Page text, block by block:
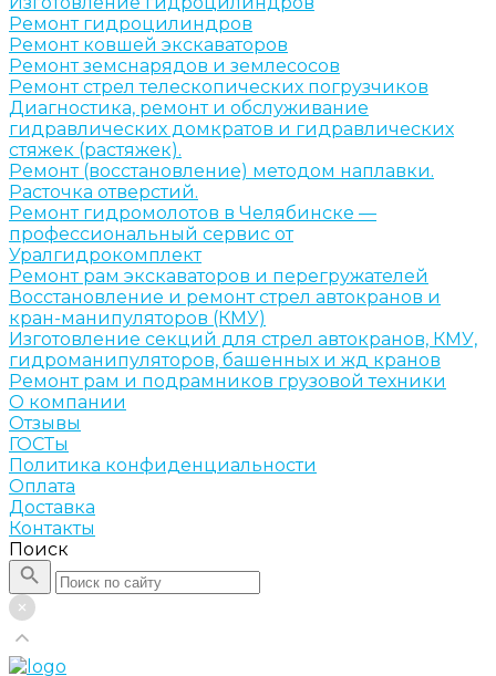
Ремонт гидроцилиндров
Ремонт ковшей экскаваторов
Ремонт земснарядов и землесосов
Ремонт стрел телескопических погрузчиков
Диагностика, ремонт и обслуживание
гидравлических домкратов и гидравлических
стяжек (растяжек).
Ремонт (восстановление) методом наплавки.
Расточка отверстий.
Ремонт гидромолотов в Челябинске —
профессиональный сервис от
Уралгидрокомплект
Ремонт рам экскаваторов и перегружателей
Восстановление и ремонт стрел автокранов и
кран-манипуляторов (КМУ)
Изготовление секций для стрел автокранов, КМУ,
гидроманипуляторов, башенных и жд кранов
Ремонт рам и подрамников грузовой техники
О компании
Отзывы
ГОСТы
Политика конфиденциальности
Оплата
Доставка
Контакты
Поиск